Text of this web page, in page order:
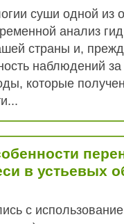
суши одной из
анализ
страны и,
наблюдений
которые
в устьевых
с